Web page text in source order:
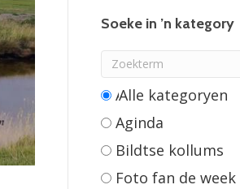
Soeke in ’n kategory
Alle categorieën
Aginda
Bildtse kollums
Foto fan de week